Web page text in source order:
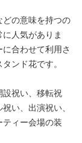
どの意味を持つの
人気がありま
合わせて利用さ
ンド花です。
設祝い、移転祝
い、出演祝い、
ィー会場の装